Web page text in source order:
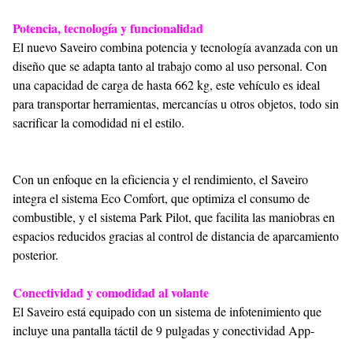
Potencia, tecnología y funcionalidad
El nuevo Saveiro combina potencia y tecnología avanzada con un
diseño que se adapta tanto al trabajo como al uso personal. Con
una capacidad de carga de hasta 662 kg, este vehículo es ideal
para transportar herramientas, mercancías u otros objetos, todo sin
sacrificar la comodidad ni el estilo.
Con un enfoque en la eficiencia y el rendimiento, el Saveiro
integra el sistema Eco Comfort, que optimiza el consumo de
combustible, y el sistema Park Pilot, que facilita las maniobras en
espacios reducidos gracias al control de distancia de aparcamiento
posterior.
Conectividad y comodidad al volante
El Saveiro está equipado con un sistema de infotenimiento que
incluye una pantalla táctil de 9 pulgadas y conectividad App-